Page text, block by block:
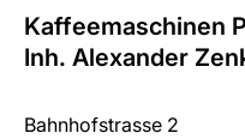
wechseln
Kaffeemaschinen
Inh. Alexander
Bahnhofstrasse 2